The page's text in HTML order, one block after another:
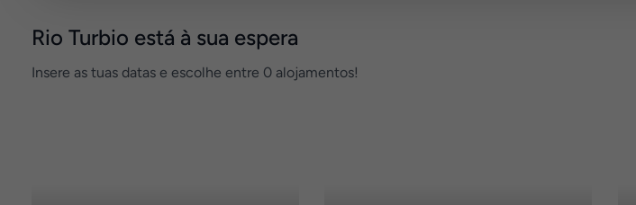
Rio Turbio está à sua espera
Insere as tuas datas e escolhe entre 0 alojamentos!